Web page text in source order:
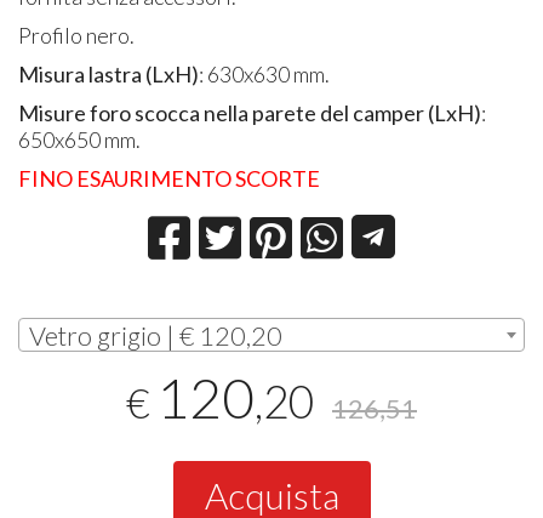
Profilo nero.
Misura lastra (LxH): 630x630 mm.
Misure foro scocca nella parete del camper (LxH):
650x650 mm.
FINO ESAURIMENTO SCORTE
Vetro grigio | € 120,20
€ 120,20 126,51
Acquista